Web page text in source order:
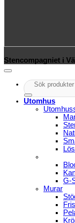
Stencompagniet i
Sök
efter:
Utomhus
G-
Murar